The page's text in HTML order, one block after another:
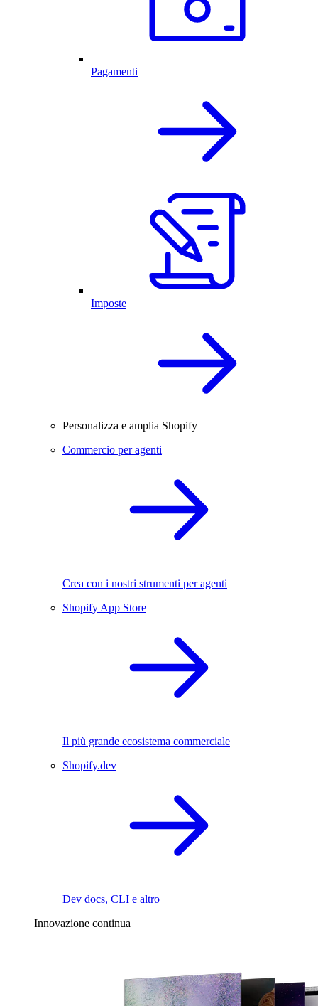
Pagamenti
Imposte
Personalizza e amplia Shopify
Commercio per agenti
Crea con i nostri strumenti per agenti
Shopify App Store
Il più grande ecosistema commerciale
Shopify.dev
Dev docs, CLI e altro
Innovazione continua